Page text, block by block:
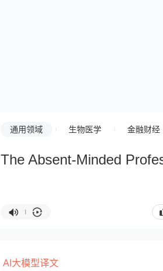
通用领域 生物医学 金融财经
The Absent-Minded
AI大模型译文